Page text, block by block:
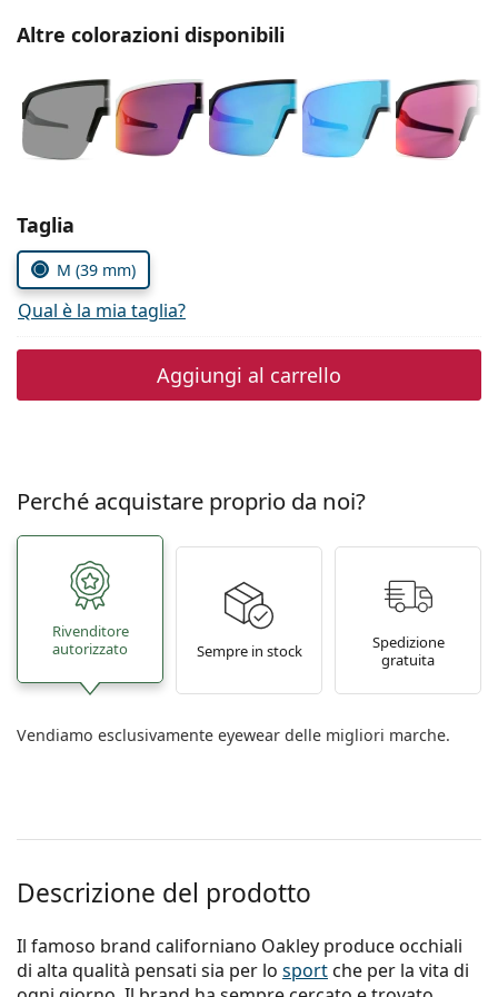
Tutte le marche
Altre colorazioni disponibili
Seleziona i parametri
Taglia
M (39 mm)
Qual è la mia taglia?
Aggiungi al carrello
Perché acquistare proprio da noi?
Rivenditore
autorizzato
Sempre in stock
Spedizione
gratuita
Vendiamo esclusivamente eyewear delle migliori marche.
Descrizione del prodotto
Il famoso brand californiano Oakley produce occhiali
di alta qualità pensati sia per lo sportche per la vita di